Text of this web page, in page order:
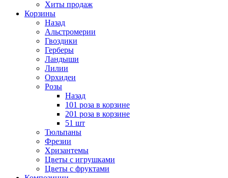
Хиты продаж
Корзины
Назад
Альстромерии
Гвоздики
Герберы
Ландыши
Лилии
Орхидеи
Розы
Назад
101 роза в корзине
201 роза в корзине
51 шт
Тюльпаны
Фрезии
Хризантемы
Цветы с игрушками
Цветы с фруктами